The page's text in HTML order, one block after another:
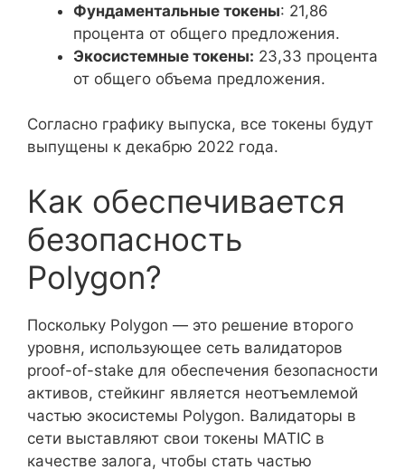
Фундаментальные токены: 21,86
процента от общего предложения.
Экосистемные токены: 23,33 процента
от общего объема предложения.
Согласно графику выпуска, все токены будут
выпущены к декабрю 2022 года.
Как обеспечивается
безопасность
Polygon?
Поскольку Polygon — это решение второго
уровня, использующее сеть валидаторов
proof-of-stake для обеспечения безопасности
активов, стейкинг является неотъемлемой
частью экосистемы Polygon. Валидаторы в
сети выставляют свои токены MATIC в
качестве залога, чтобы стать частью